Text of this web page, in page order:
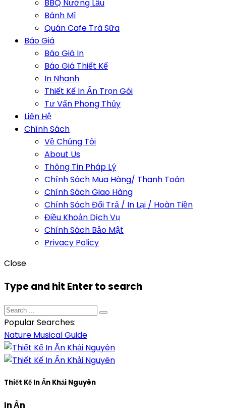
BBQ Nướng Lẩu
Bánh Mì
Quán Cafe Trà Sữa
Báo Giá
Báo Giá In
Báo Giá Thiết Kế
In Nhanh
Thiết Kế In Ấn Trọn Gói
Tư Vấn Phong Thủy
Liên Hệ
Chính Sách
Về Chúng Tôi
About Us
Thông Tin Pháp Lý
Chính Sách Mua Hàng/ Thanh Toán
Chính Sách Giao Hàng
Chính Sách Đổi Trả / In Lại / Hoàn Tiền
Điều Khoản Dịch Vụ
Chính Sách Bảo Mật
Privacy Policy
Close
Type and hit Enter to search
Popular Searches:
Nature MusicalGuide
Thiết Kế In Ấn Khải Nguyên
In Ấn